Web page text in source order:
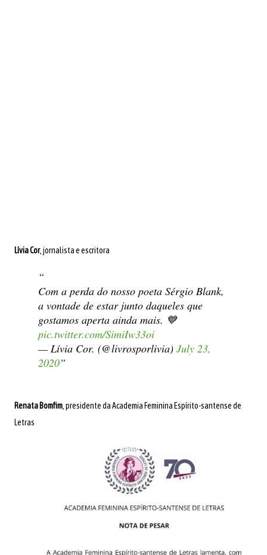
Lívia Cor, jornalista e escritora
Com a perda do nosso poeta Sérgio Blank,
a vontade de estar junto daqueles que
gostamos aperta ainda mais. 💙
pic.twitter.com/SimiIw33oi
— Lívia Cor. (@livrosporlivia) July 23,
2020
Renata Bomfim , presidente da Academia Feminina Espírito-santense de
Letras